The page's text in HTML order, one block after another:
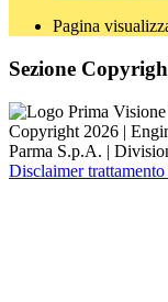
Pagina
Sezione
Copyright 2026 |
Parma S.p.A. |
Disclaimer